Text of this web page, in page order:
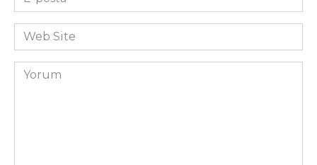
posta
*Web
Site
Yorum